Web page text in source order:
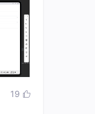
19 